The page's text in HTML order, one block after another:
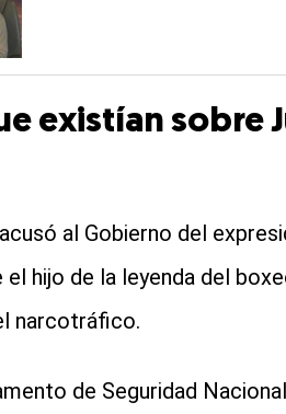
existían sobre
al Gobierno del
hijo de la leyenda del
narcotráfico.
de Seguridad